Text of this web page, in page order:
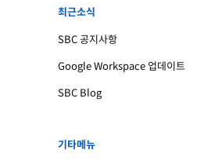
최근소식
SBC 공지사항
Google Workspace 업데이트
SBC Blog
기타메뉴